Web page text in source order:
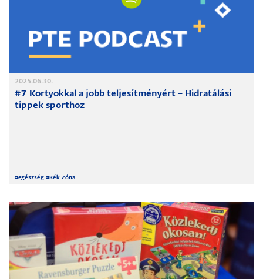
2025.06.30.
#7 Kortyokkal a jobb teljesítményért – Hidratálási
tippek sporthoz
#egészség # Kék Zóna